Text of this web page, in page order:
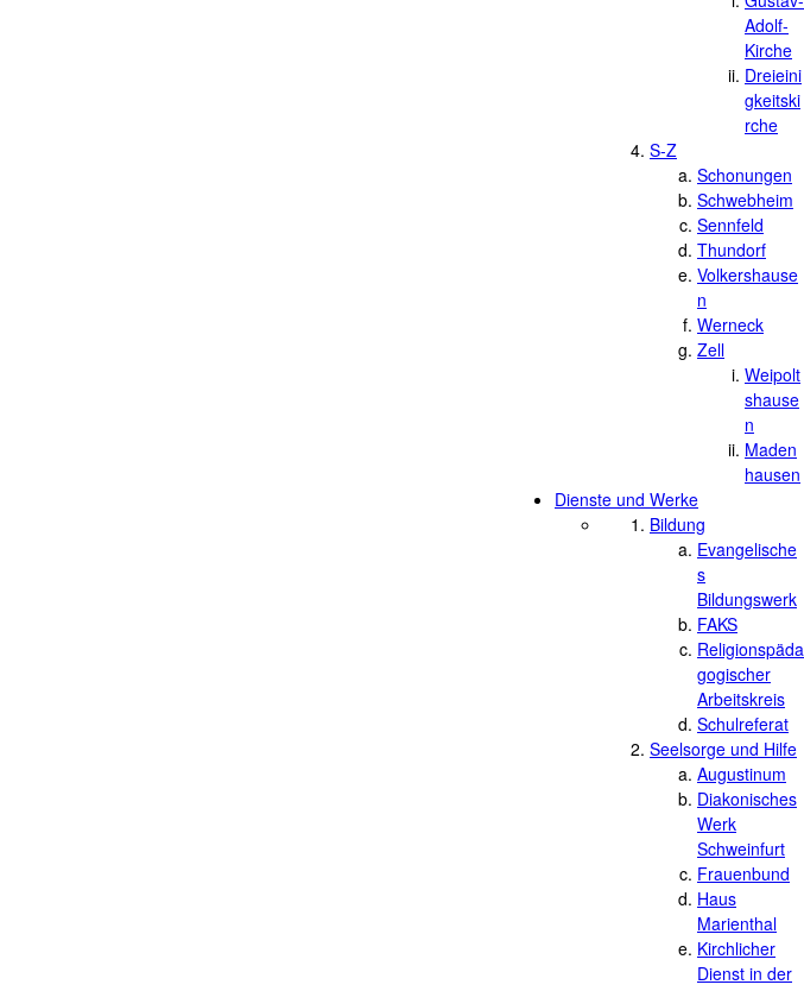
Adolf-
Kirche
Dreieini
gkeitski
rche
S-Z
Schonungen
Schwebheim
Sennfeld
Thundorf
Volkershause
n
Werneck
Zell
Weipolt
shause
n
Maden
hausen
Dienste und Werke
Bildung
Evangelische
s
Bildungswerk
FAKS
Religionspäda
gogischer
Arbeitskreis
Schulreferat
Seelsorge und Hilfe
Augustinum
Diakonisches
Werk
Schweinfurt
Frauenbund
Haus
Marienthal
Kirchlicher
Dienst in der